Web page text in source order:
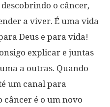
o câncer,
a viver. É uma vida
Deus e para vida!
explicar e juntas
a outras. Quando
um canal para
câncer é o um novo